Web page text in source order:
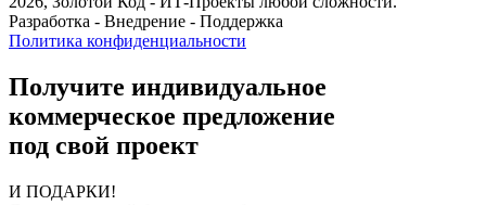
Разработка - Внедрение - Поддержка
Политика конфиденциальности
Получите индивидуальное
коммерческое предложение
под свой проект
И ПОДАРКИ!